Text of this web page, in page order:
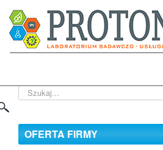
Szukaj...
OFERTA FIRMY